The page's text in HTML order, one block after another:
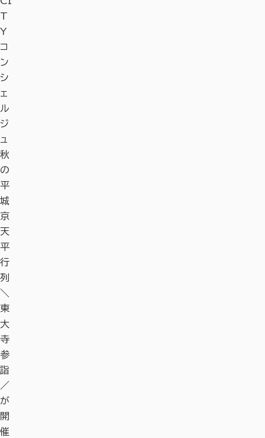
T
Y
コ
ン
シ
ェ
ル
ジ
ュ
秋
の
平
城
京
天
平
行
列
＼
東
大
寺
参
詣
／
が
開
催